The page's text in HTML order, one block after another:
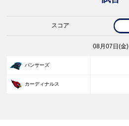
スコア
08月07日(金)
パンサーズ
カーディナルス